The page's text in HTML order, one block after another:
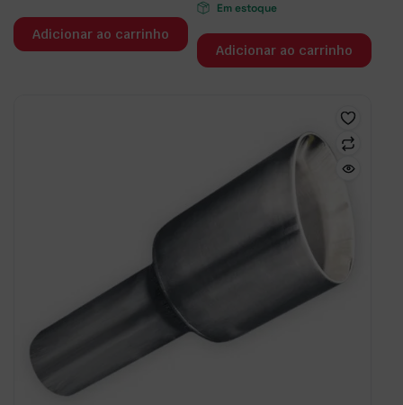
Adicionar ao carrinho
Em estoque
Adicionar ao carrinho